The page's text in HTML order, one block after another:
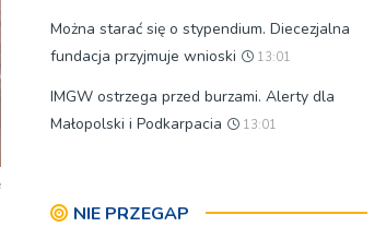
Można starać się o stypendium. Diecezjalna
fundacja przyjmuje wnioski
13:01
IMGW ostrzega przed burzami. Alerty dla
Małopolski i Podkarpacia
13:01
NIE PRZEGAP